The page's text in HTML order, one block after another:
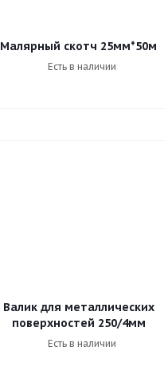
Малярный скотч 25мм*50м
Есть в наличии
Валик для металлических
поверхностей 250/4мм
Есть в наличии